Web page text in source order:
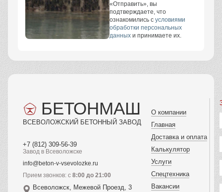
«Отправить», вы
подтверждаете, что
ознакомились с условиями
обработки персональных
данных и принимаете их.
БЕТОНМАШ
ВСЕВОЛОЖСКИЙ БЕТОННЫЙ ЗАВОД
+7 (812) 309-56-39
Завод в Всеволожске
info@beton-v-vsevolozke.ru
Прием звонков: с 8:00 до 21:00
Всеволожск, Межевой Проезд, 3
О компании
Главная
Доставка и оплата
Калькулятор
Услуги
Спецтехника
Вакансии